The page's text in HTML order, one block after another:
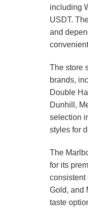
including
USDT.
and
The store
brands,
Double
Dunhill,
selection
styles for
The
for its
consistent
Gold, and
taste